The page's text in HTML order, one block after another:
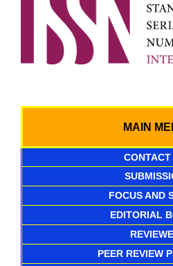
MAIN
CONTACT
FOCUS AND
EDITORIAL
PEER REVIEW